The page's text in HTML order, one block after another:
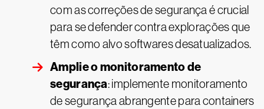
com as correções de segurança é crucial
para se defender contra explorações que
têm como alvo softwares desatualizados.
Amplie o monitoramento de
segurança: implemente monitoramento
de segurança abrangente para containers